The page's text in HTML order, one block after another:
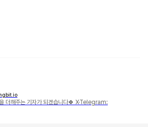
더해주는 기자가 되겠습니다🍀 X·Telegram: